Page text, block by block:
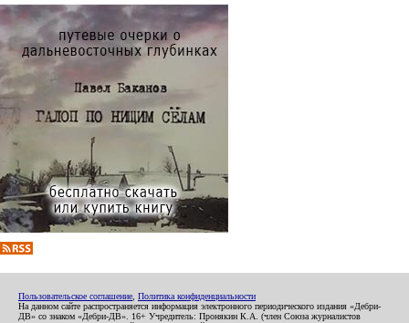
Пользовательское соглашение Политика конфиденциальности
На данном сайте распространяется информация электронного периодического издания «Дебри-
ДВ» со знаком «Дебри-ДВ». 16+ Учредитель: Пронякин К.А. (член Союза журналистов